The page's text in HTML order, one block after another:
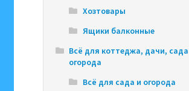
Хозтовары
Ящики балконные
Всё для коттеджа, дачи,
огорода
Всё для сада и огорода